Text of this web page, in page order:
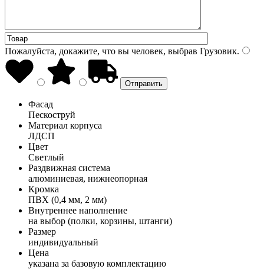
Пожалуйста, докажите, что вы человек, выбрав Грузовик.
Фасад
Пескоструй
Материал корпуса
ЛДСП
Цвет
Светлый
Раздвижная система
алюминиевая, нижнеопорная
Кромка
ПВХ (0,4 мм, 2 мм)
Внутреннее наполнение
на выбор (полки, корзины, штанги)
Размер
индивидуальный
Цена
указана за базовую комплектацию